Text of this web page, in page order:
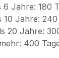
6 Jahre: 180
Jahre: 240
20 Jahre:
400